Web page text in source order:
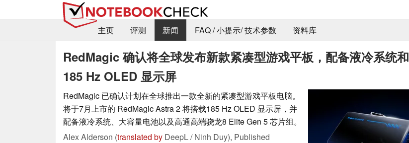
主页
评测 新闻 FAQ / 小提示/ 技术参数 资料库
RedMagic 确认将全球发布新款紧凑型游戏平板，配备液冷系统和
185 Hz OLED 显示屏
RedMagic 已确认计划在全球推出一款全新的紧凑型游戏平板电脑。
将于7月上市的 RedMagic Astra 2 将搭载185 Hz OLED 显示屏，并
配备液冷系统、大容量电池以及高通高端骁龙8 Elite Gen 5 芯片组。
Alex Alderson (translated by DeepL / Ninh Duy), Published